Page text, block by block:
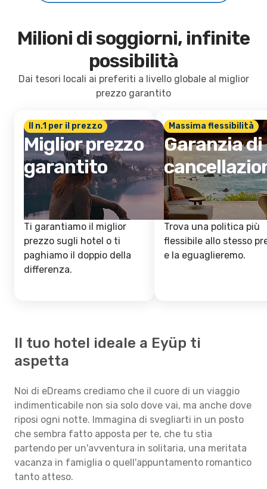
Milioni di soggiorni, infinite
possibilità
Dai tesori locali ai preferiti a livello globale al miglior
prezzo garantito
Il n.1 per il prezzo
Miglior prezzo
garantito
Ti garantiamo il miglior
prezzo sugli hotel o ti
paghiamo il doppio della
differenza.
Massima flessibilità
Garanzia di
Trova una politica più
flessibile allo stesso
e la eguaglieremo.
Il tuo hotel ideale a Eyüp ti
aspetta
Noi di eDreams crediamo che il cuore di un viaggio
indimenticabile non sia solo dove vai, ma anche dove
riposi ogni notte. Immagina di svegliarti in un posto
che sembra fatto apposta per te, che tu stia
partendo per un'avventura in solitaria, una meritata
vacanza in famiglia o quell'appuntamento romantico
tanto atteso.